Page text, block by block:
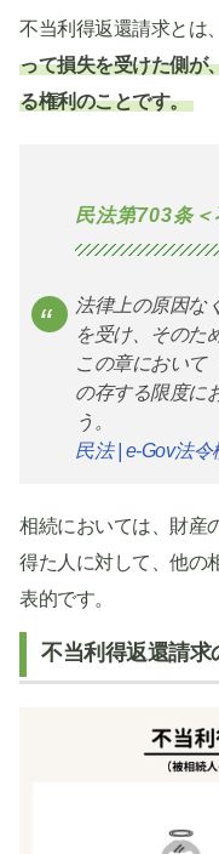
不当利得返還請求とは
って損失を受けた側が
る権利のことです。
民法第703条＜
法律上の原因な
を受け、そのた
この章において
の存する限度に
う。
民法 | e-Gov法令
相続においては、財産
得た人に対して、他の
表的です。
不当利得返還請求